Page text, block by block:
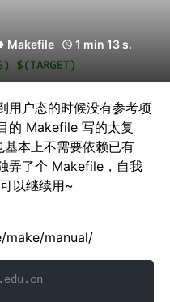
Makefile schedule 1 min 13 s.
用户态的时候没有参考项
的 Makefile 写的太复
本上不需要依赖已有
弄了个 Makefile，自我
以继续用~
manual/